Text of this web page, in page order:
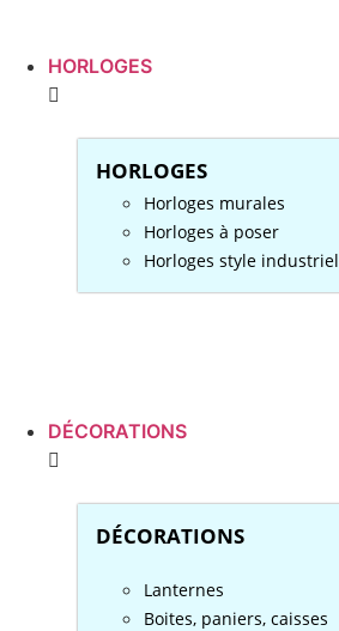
HORLOGES
HORLOGES
Horloges murales
Horloges à poser
Horloges style industriel
DÉCORATIONS
DÉCORATIONS
Lanternes
Boites, paniers, caisses